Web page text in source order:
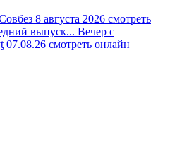
8 августа 2026 смотреть
выпуск... Вечер с
07.08.26 смотреть онлайн